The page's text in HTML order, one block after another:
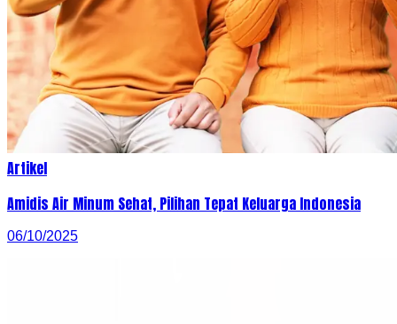
Artikel
Amidis Air Minum Sehat, Pilihan Tepat Keluarga Indonesia
06/10/2025